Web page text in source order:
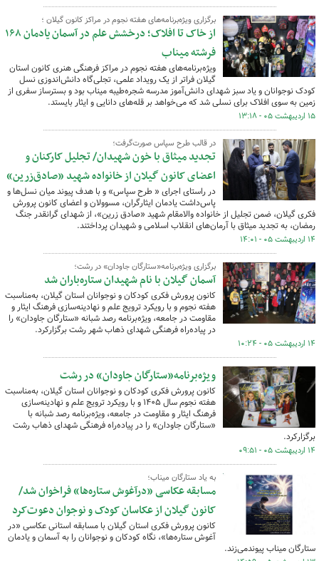
برگزاری ویژه‌برنامه‌های هفته نجوم در مراکز کانون گیلان ؛
از خاک تا افلاک؛ درخشش علم در آسمان یادمان ۱۶۸
فرشته میناب
ویژه‌برنامه‌های هفته نجوم در مراکز فرهنگی هنری کانون استان
گیلان فراتر از یک رویداد علمی، تجلی‌گاه دانش‌اندوزی نسل
کودک نوجوانان و یاد سبز شهدای دانش‌آموز مدرسه شجره‌طیبه میناب بود و بسترساز سفری از
زمین به سوی افلاک برای نسلی شد که می‌خواهد بر قله‌های دانایی و ایثار بایستد.
۱۵ اردیبهشت ۰۵ - ۱۳:۱۸
در قالب طرح سپاس صورت‌گرفت؛
تجدید میثاق با خون شهیدان/ تجلیل کارکنان و
اعضای کانون گیلان از خانواده شهید «صادق‌زرین»
در راستای اجرای « طرح سپاس» و با هدف پیوند میان نسل‌ها و
پاس‌داشت یادمان ایثارگران، مسوولان و اعضای کانون پرورش
فکری گیلان، ضمن تجلیل از خانواده والامقام شهید «صادق زرین»، از شهدای گرانقدر جنگ
رمضان، به تجدید میثاق با آرمان‌های انقلاب اسلامی و شهیدان پرداختند.
۱۴ اردیبهشت ۰۵ - ۱۴:۰۱
برگزاری ویژه‌برنامه«ستارگان جاودان» در رشت؛
آسمان گیلان با نام شهیدان ستاره‌باران شد
کانون پرورش فکری کودکان و نوجوانان استان گیلان، به‌مناسبت
هفته نجوم و با رویکرد ترویج علم و نهادینه‌سازی فرهنگ ایثار و
مقاومت در جامعه، ویژه‌برنامه رصد شبانه «ستارگان جاودان» را
در پیاده‌راه فرهنگی شهدای ذهاب شهر رشت برگزارکرد.
۱۴ اردیبهشت ۰۵ - ۱۰:۲۴
ویژه‌برنامه«ستارگان جاودان» در رشت
کانون پرورش فکری کودکان و نوجوانان استان گیلان، به‌مناسبت
هفته نجوم سال ۱۴۰۵ و با رویکرد ترویج علم و نهادینه‌سازی
فرهنگ ایثار و مقاومت در جامعه، ویژه‌برنامه رصد شبانه با
«ستارگان جاودان» را در پیاده‌راه فرهنگی شهدای ذهاب رشت
برگزارکرد.
۱۴ اردیبهشت ۰۵ - ۰۹:۵۱
به یاد ستارگان میناب؛
مسابقه عکاسی «درآغوش ستاره‌ها» فراخوان شد/
کانون گیلان از عکاسان کودک و نوجوان دعوت‌کرد
کانون پرورش فکری استان گیلان با مسابقه استانی عکاسی «در
آغوش ستاره‌ها»، نگاه کودکان و نوجوانان را به آسمان و یادمان
ستارگان میناب پیوندمی‌زند.